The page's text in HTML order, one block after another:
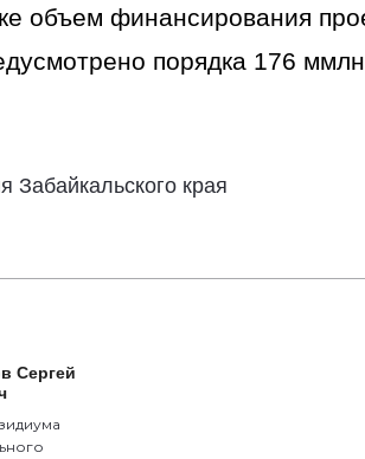
объем финансирования
порядка 176
края
Сергей